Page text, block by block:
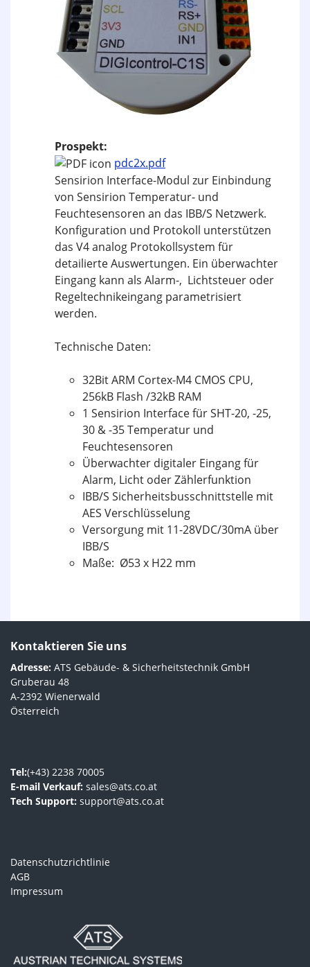
Prospekt:
pdc2x.pdf
Sensirion Interface-Modul zur Einbindung
von Sensirion Temperatur- und
Feuchtesensoren an das IBB/S Netzwerk.
Konfiguration und Protokoll unterstützen
das V4 analog Protokollsystem für
detailierte Auswertungen. Ein überwachter
Eingang kann als Alarm-, Lichtsteuer oder
Regeltechnikeingang parametrisiert
werden.
Technische Daten:
32Bit ARM Cortex-M4 CMOS CPU,
256kB Flash /32kB RAM
1 Sensirion Interface für SHT-20, -25,
30 & -35 Temperatur und
Feuchtesensoren
Überwachter digitaler Eingang für
Alarm, Licht oder Zählerfunktion
IBB/S Sicherheitsbusschnittstelle mit
AES Verschlüsselung
Versorgung mit 11-28VDC/30mA über
IBB/S
Maße: Ø53 x H22 mm
Kontaktieren Sie uns
Adresse: ATS Gebäude- & Sicherheitstechnik GmbH
Gruberau 48
A-2392 Wienerwald
Österreich
Tel:(+43) 2238 70005
E-mail Verkauf: sales@ats.co.at
Tech Support: support@ats.co.at
Datenschutzrichtlinie
AGB
Impressum